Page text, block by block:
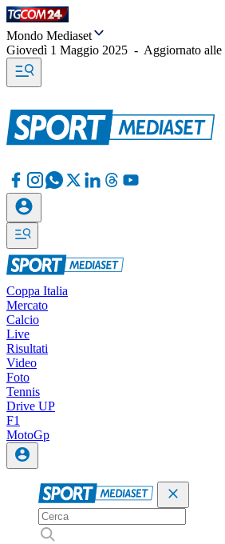
Mondo Mediaset
Giovedì 1 Maggio 2025 - Aggiornato alle
Coppa Italia
Mercato
Calcio
Live
Risultati
Video
Foto
Tennis
Drive UP
F1
MotoGp